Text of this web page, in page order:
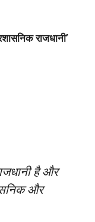
राजधानी’
है और
और